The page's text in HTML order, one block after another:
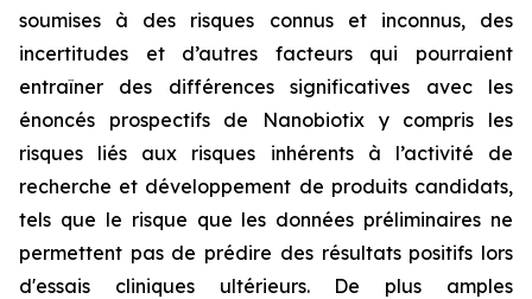
soumises à des risques connus et inconnus, des
incertitudes et d’autres facteurs qui pourraient
entraîner des différences significatives avec les
énoncés prospectifs de Nanobiotix y compris les
risques liés aux risques inhérents à l’activité de
recherche et développement de produits candidats,
tels que le risque que les données préliminaires ne
permettent pas de prédire des résultats positifs lors
d'essais cliniques ultérieurs. De plus amples